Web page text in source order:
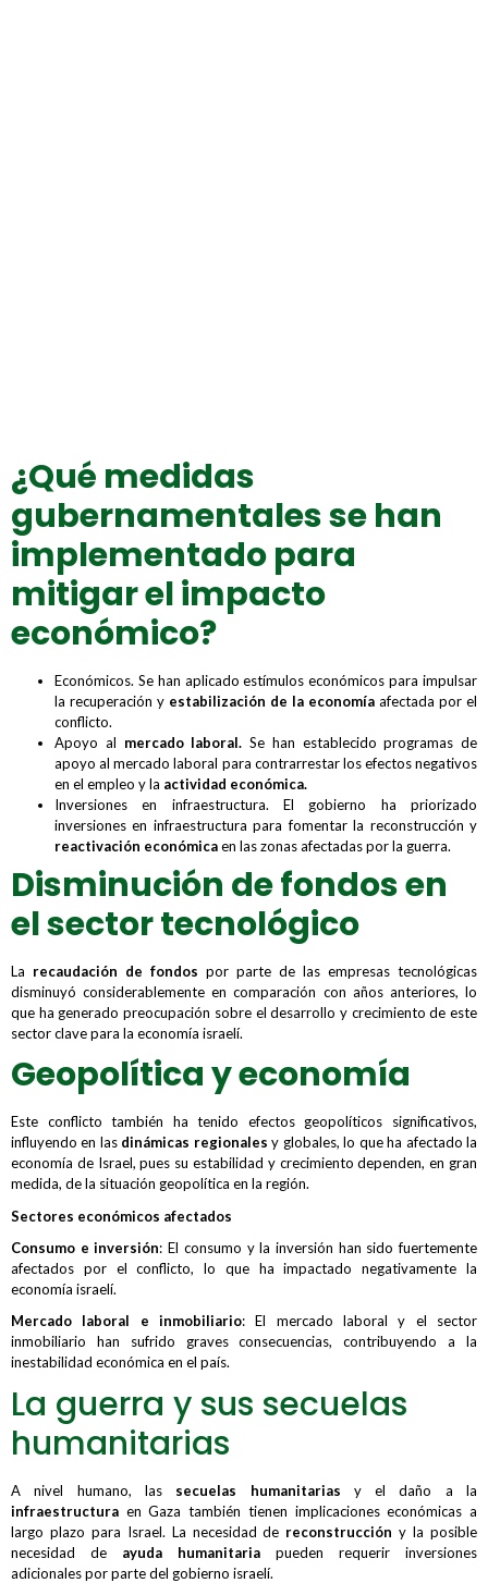
¿Qué medidas
gubernamentales se han
implementado para
mitigar el impacto
económico?
Económicos. Se han aplicado estímulos económicos para impulsar
la recuperación y estabilización de la economía afectada por el
conflicto.
Apoyo al mercado laboral. Se han establecido programas de
apoyo al mercado laboral para contrarrestar los efectos negativos
en el empleo y la actividad económica.
Inversiones en infraestructura. El gobierno ha priorizado
inversiones en infraestructura para fomentar la reconstrucción y
reactivación económicaen las zonas afectadas por la guerra.
Disminución de fondos en
el sector tecnológico
La recaudación de fondos por parte de las empresas tecnológicas
disminuyó considerablemente en comparación con años anteriores, lo
que ha generado preocupación sobre el desarrollo y crecimiento de este
sector clave para la economía israelí.
Geopolítica y economía
Este conflicto también ha tenido efectos geopolíticos significativos,
influyendo en las dinámicas regionales y globales, lo que ha afectado la
economía de Israel, pues su estabilidad y crecimiento dependen, en gran
medida, de la situación geopolítica en la región.
Sectores económicos afectados
Consumo e inversión: El consumo y la inversión han sido fuertemente
afectados por el conflicto, lo que ha impactado negativamente la
economía israelí.
Mercado laboral e inmobiliario: El mercado laboral y el sector
inmobiliario han sufrido graves consecuencias, contribuyendo a la
inestabilidad económica en el país.
La guerra y sus secuelas
humanitarias
A nivel humano, las secuelas humanitarias y el daño a la
infraestructura en Gaza también tienen implicaciones económicas a
largo plazo para Israel. La necesidad de reconstruccióny la posible
necesidad de ayuda humanitaria pueden requerir inversiones
adicionales por parte del gobierno israelí.